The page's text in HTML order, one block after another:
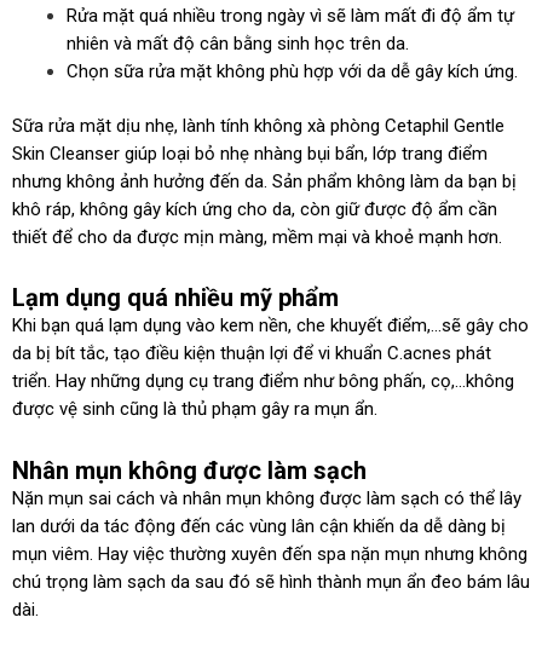
Rửa mặt quá nhiều trong ngày vì sẽ làm mất đi độ ẩm tự
nhiên và mất độ cân bằng sinh học trên da.
Chọn sữa rửa mặt không phù hợp với da dễ gây kích ứng.
Sữa rửa mặt dịu nhẹ, lành tính không xà phòng Cetaphil Gentle
Skin Cleanser giúp loại bỏ nhẹ nhàng bụi bẩn, lớp trang điểm
nhưng không ảnh hưởng đến da. Sản phẩm không làm da bạn bị
khô ráp, không gây kích ứng cho da, còn giữ được độ ẩm cần
thiết để cho da được mịn màng, mềm mại và khoẻ mạnh hơn.
Lạm dụng quá nhiều mỹ phẩm
Khi bạn quá lạm dụng vào kem nền, che khuyết điểm,…sẽ gây cho
da bị bít tắc, tạo điều kiện thuận lợi để vi khuẩn C.acnes phát
triển. Hay những dụng cụ trang điểm như bông phấn, cọ,…không
được vệ sinh cũng là thủ phạm gây ra mụn ẩn.
Nhân mụn không được làm sạch
Nặn mụn sai cách và nhân mụn không được làm sạch có thể lây
lan dưới da tác động đến các vùng lân cận khiến da dễ dàng bị
mụn viêm. Hay việc thường xuyên đến spa nặn mụn nhưng không
chú trọng làm sạch da sau đó sẽ hình thành mụn ẩn đeo bám lâu
dài.